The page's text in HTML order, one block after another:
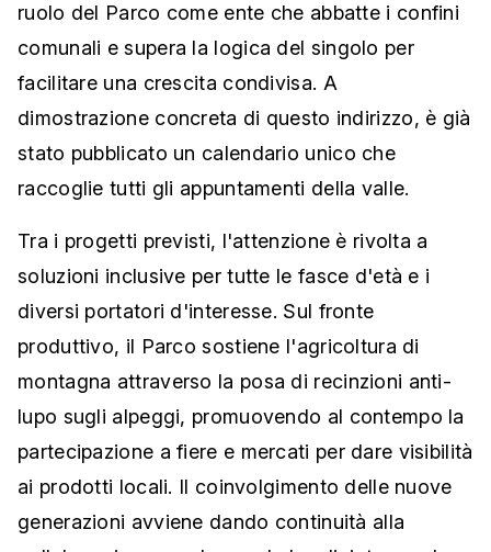
ruolo del Parco come ente che abbatte i confini
comunali e supera la logica del singolo per
facilitare una crescita condivisa. A
dimostrazione concreta di questo indirizzo, è già
stato pubblicato un calendario unico che
raccoglie tutti gli appuntamenti della valle.
Tra i progetti previsti, l'attenzione è rivolta a
soluzioni inclusive per tutte le fasce d'età e i
diversi portatori d'interesse. Sul fronte
produttivo, il Parco sostiene l'agricoltura di
montagna attraverso la posa di recinzioni anti-
lupo sugli alpeggi, promuovendo al contempo la
partecipazione a fiere e mercati per dare visibilità
ai prodotti locali. Il coinvolgimento delle nuove
generazioni avviene dando continuità alla